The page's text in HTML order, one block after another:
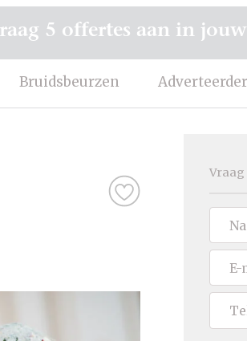
Bruidsbeurzen
5 offertes aan in